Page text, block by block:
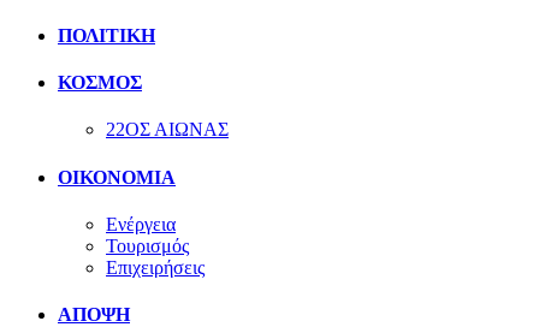
ΠΟΛΙΤΙΚΗ
ΚΟΣΜΟΣ
22ΟΣ ΑΙΩΝΑΣ
ΟΙΚΟΝΟΜΙΑ
Ενέργεια
Τουρισμός
Επιχειρήσεις
ΑΠΟΨΗ